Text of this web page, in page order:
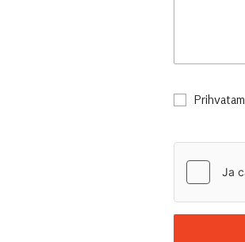
Prihvatam